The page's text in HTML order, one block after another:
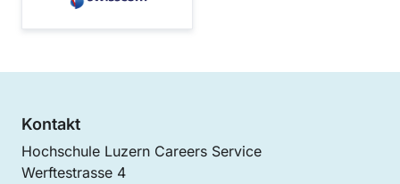
Kontakt
Hochschule Luzern Careers Service
Werftestrasse 4